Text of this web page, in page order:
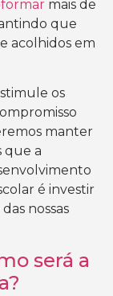
mais de
que
acolhidos em
os
manter
que a
é investir
nossas
será a